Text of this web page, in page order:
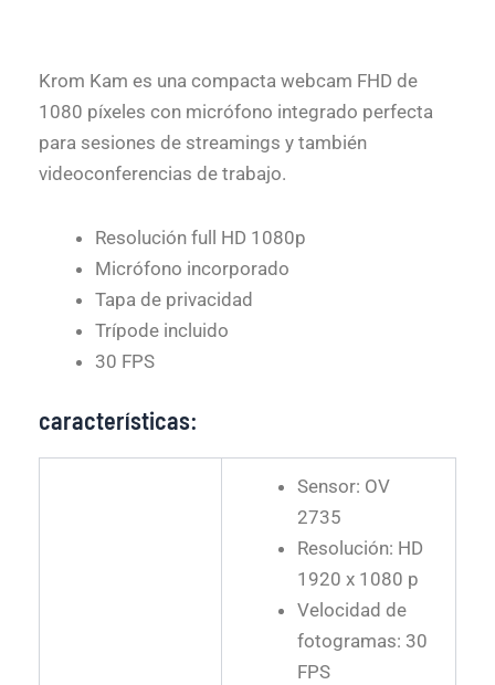
Krom Kam es una compacta webcam FHD de
1080 píxeles con micrófono integrado perfecta
para sesiones de streamings y también
videoconferencias de trabajo.
Resolución full HD 1080p
Micrófono incorporado
Tapa de privacidad
Trípode incluido
30 FPS
características:
Sensor: OV
2735
Resolución: HD
1920 x 1080 p
Velocidad de
fotogramas: 30
FPS